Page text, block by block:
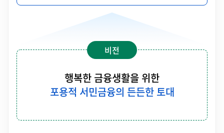
비전
행복한 금융생활을 위한
포용적 서민금융의 든든한 토대